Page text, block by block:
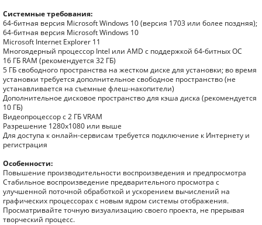
Системные требования:
64-битная версия Microsoft Windows 10 (версия 1703 или более поздняя);
64-битная версия Microsoft Windows 10
Microsoft Internet Explorer 11
Многоядерный процессор Intel или AMD с поддержкой 64-битных ОС
16 ГБ RAM (рекомендуется 32 ГБ)
5 ГБ свободного пространства на жестком диске для установки; во время
установки требуется дополнительное свободное пространство (не
устанавливается на съемные флеш-накопители)
Дополнительное дисковое пространство для кэша диска (рекомендуется
10 ГБ)
Видеопроцессор с 2 ГБ VRAM
Разрешение 1280x1080 или выше
Для доступа к онлайн-сервисам требуется подключение к Интернету и
регистрация
Особенности:
Повышение производительности воспроизведения и предпросмотра
Стабильное воспроизведение предварительного просмотра с
улучшенной поточной обработкой и ускорением вычислений на
графических процессорах с новым ядром системы отображения.
Просматривайте точную визуализацию своего проекта, не прерывая
творческий процесс.